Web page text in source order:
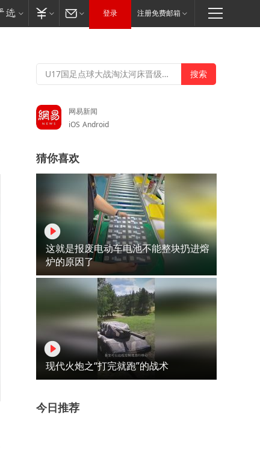
登录 注册免费邮箱
网易新闻
iOS Android
猜你喜欢
这就是报废电动车电池不能整块扔进熔
炉的原因了
现代火炮之“打完就跑”的战术
今日推荐